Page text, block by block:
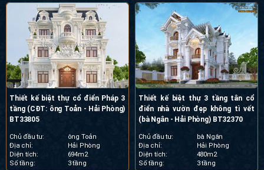
Thiết kế biệt thự cổ điển Pháp 3
tầng (CĐT: ông Toản - Hải Phòng)
BT33805
Chủ đầu tư:
ông Toản
Địa chỉ:
Hải Phòng
Diện tích:
694m2
Số tầng:
3 tầng
Thiết kế biệt thự 3 tầng tân cổ
điển nhà vườn đẹp không tì vết
(bà Ngân - Hải Phòng) BT32370
Chủ đầu tư:
bà Ngân
Địa chỉ:
Hải Phòng
Diện tích:
480m2
Số tầng:
3 tầng